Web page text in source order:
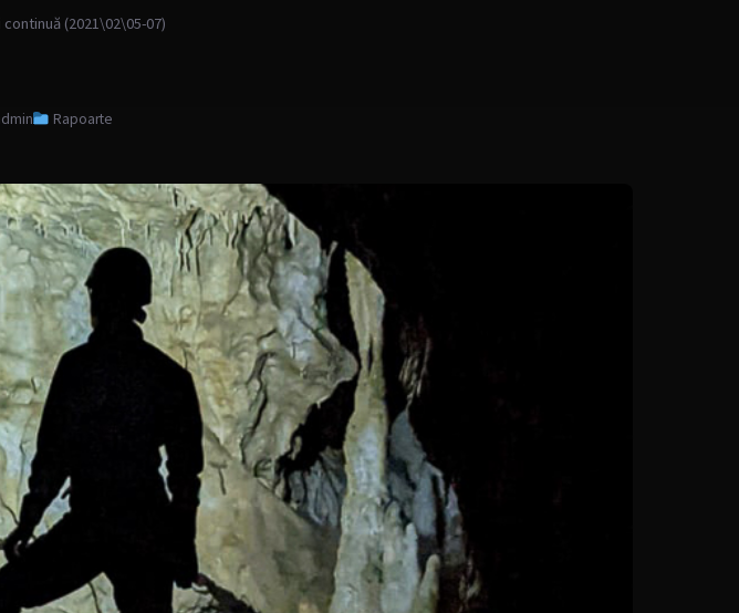
(2021\02\05-07)
Rapoarte